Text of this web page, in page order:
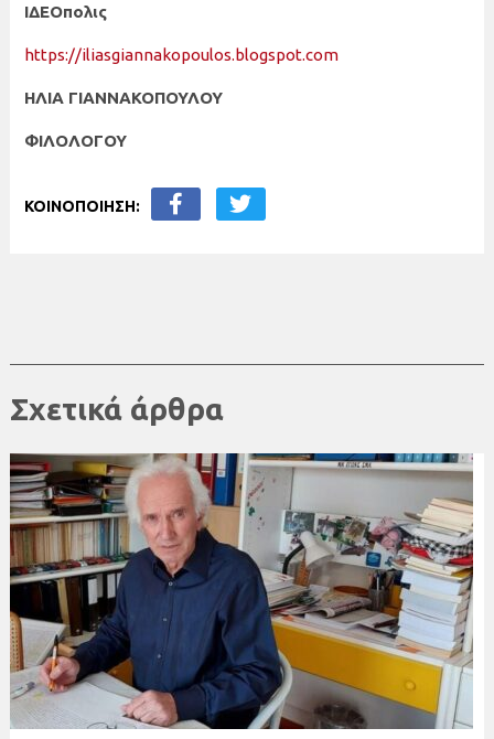
ΙΔΕΟπολις
https://iliasgiannakopoulos.blogspot.com
ΗΛΙΑ ΓΙΑΝΝΑΚΟΠΟΥΛΟΥ
ΦΙΛΟΛΟΓΟΥ
ΚΟΙΝΟΠΟΙΗΣΗ:
Σχετικά άρθρα